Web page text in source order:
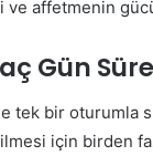
ve affetmenin
Gün
tek bir oturumla
için birden